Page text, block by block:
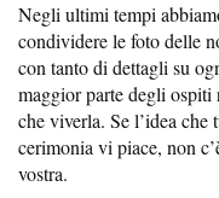
Negli ultimi tempi
condividere le foto delle
con tanto di dettagli su
maggior parte degli
che viverla. Se l’idea che
cerimonia vi piace, non
vostra.